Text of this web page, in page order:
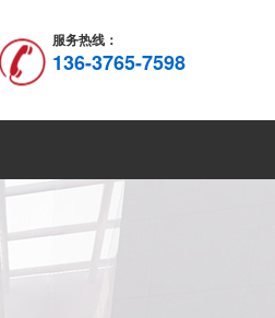
服务热线：
136-3765-7598